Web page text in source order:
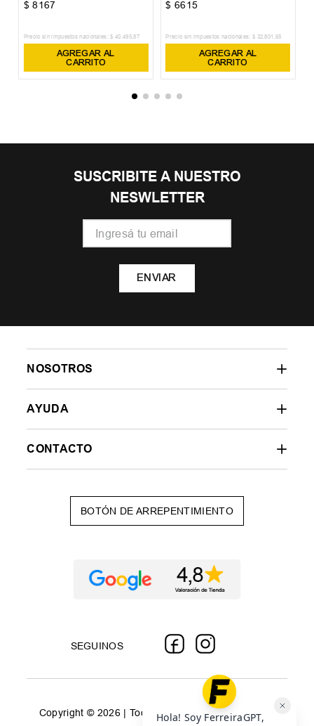
$ 8167
Precio sin impuestos nacionales: $ 40 .495,87
AGREGAR AL
CARRITO
$ 6615
Precio sin impuestos nacionales: $ 32.801 ,65
AGREGAR AL
CARRITO
SUSCRIBITE A NUESTRO
NESWLETTER
ENVIAR
NOSOTROS
AYUDA
CONTACTO
BOTÓN DE ARREPENTIMIENTO
SEGUINOS
Copyright © 2026 | Todos los derechos reservados